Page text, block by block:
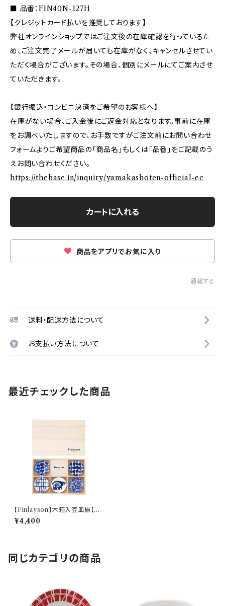
■ 品番：FIN40N-127H
【クレジットカード払いを推奨しております】
弊社オンラインショップではご注文後の在庫確認を行っているた
め、ご注文完了メールが届いても在庫がなく、キャンセルさせてい
ただく場合がございます。その場合、個別にメールにてご案内させ
ていただきます。
【銀行振込・コンビニ決済をご希望のお客様へ】
在庫がない場合、ご入金後にご返金対応となります。事前に在庫
をお調べいたしますので、お手数ですがご注文前にお問い合わせ
フォームよりご希望商品の「商品名」もしくは「品番」をご記載のう
えお問い合わせください。
https://thebase.in/inquiry/yamakashoten-official-ec
カートに入れる
商品をアプリでお気に入り
通報する
送料・配送方法について
お支払い方法について
最近チェックした商品
【Finlayson】木箱入豆皿揃【FI
N40N 染付】
¥4,400
同じカテゴリの商品